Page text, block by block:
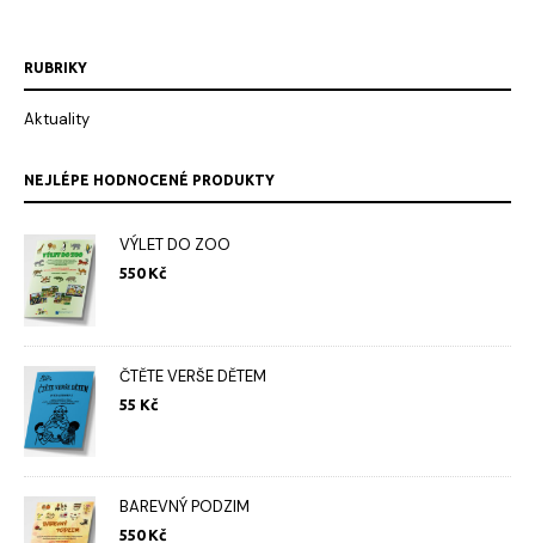
RUBRIKY
Aktuality
NEJLÉPE HODNOCENÉ PRODUKTY
VÝLET DO ZOO
550 Kč
ČTĚTE VERŠE DĚTEM
55 Kč
BAREVNÝ PODZIM
550 Kč